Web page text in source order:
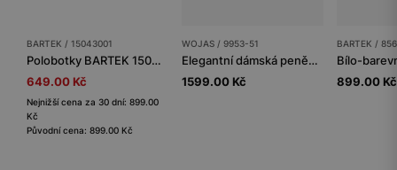
BARTEK / 15043001
Polobotky BARTEK 15043001, pro dívky, růžovo-modré
649.00 Kč
Nejnižší cena za 30 dní: 899.00
Kč
Původní cena: 899.00 Kč
WOJAS / 9953-51
Elegantní dámská peněženka z černé lícové kůže
1599.00 Kč
BARTEK /
899.00 Kč